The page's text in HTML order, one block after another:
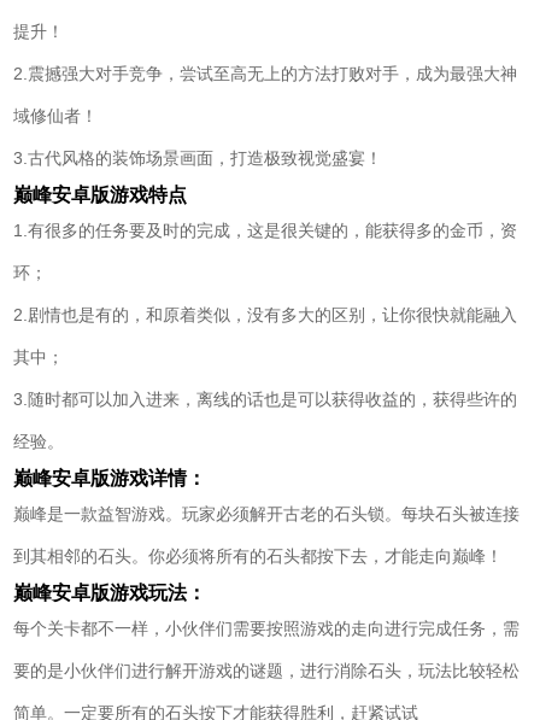
提升！
2.震撼强大对手竞争，尝试至高无上的方法打败对手，成为最强大神
域修仙者！
3.古代风格的装饰场景画面，打造极致视觉盛宴！
巅峰安卓版游戏特点
1.有很多的任务要及时的完成，这是很关键的，能获得多的金币，资
环；
2.剧情也是有的，和原着类似，没有多大的区别，让你很快就能融入
其中；
3.随时都可以加入进来，离线的话也是可以获得收益的，获得些许的
经验。
巅峰安卓版游戏详情：
巅峰是一款益智游戏。玩家必须解开古老的石头锁。每块石头被连接
到其相邻的石头。你必须将所有的石头都按下去，才能走向巅峰！
巅峰安卓版游戏玩法：
每个关卡都不一样，小伙伴们需要按照游戏的走向进行完成任务，需
要的是小伙伴们进行解开游戏的谜题，进行消除石头，玩法比较轻松
简单。一定要所有的石头按下才能获得胜利，赶紧试试